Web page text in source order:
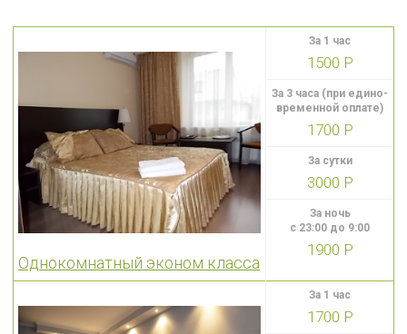
Однокомнатный эконом класса
За 1 час
1500 Р
За 3 часа (при едино-
временной оплате)
1700 Р
За сутки
3000 Р
За ночь
с 23:00 до 9:00
1900 Р
За 1 час
1700 Р